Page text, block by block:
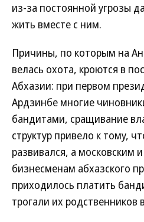
из-за постоянной угрозы
жить вместе с ним.
Причины, по которым на
велась охота, кроются в
Абхазии: при первом
Ардзинбе многие
бандитами, сращивание
структур привело к тому,
развивался, а московским
бизнесменам абхазского
приходилось платить
трогали их родственников